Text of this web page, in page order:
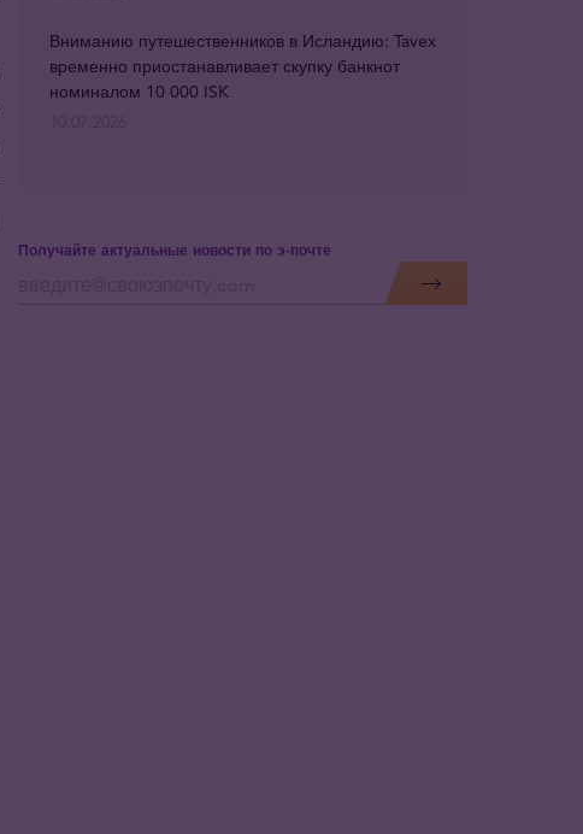
Получайте актуальные новости по э-почте
Вниманию путешественников в Исландию: Tavex
временно приостанавливает скупку банкнот
номиналом 10 000 ISK